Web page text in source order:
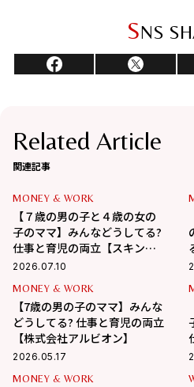
SNS
Related Article
関連記事
MONEY & WORK
【７歳の男の子と４歳の女の
子のママ】みんなどうしてる?
仕事と育児の両立【スキンケ
アブランドSISI】
2026.07.10
MONEY & WORK
【7歳の男の子のママ】みんな
どうしてる? 仕事と育児の両立
【株式会社アルビオン】
2026.05.17
MONEY & WORK